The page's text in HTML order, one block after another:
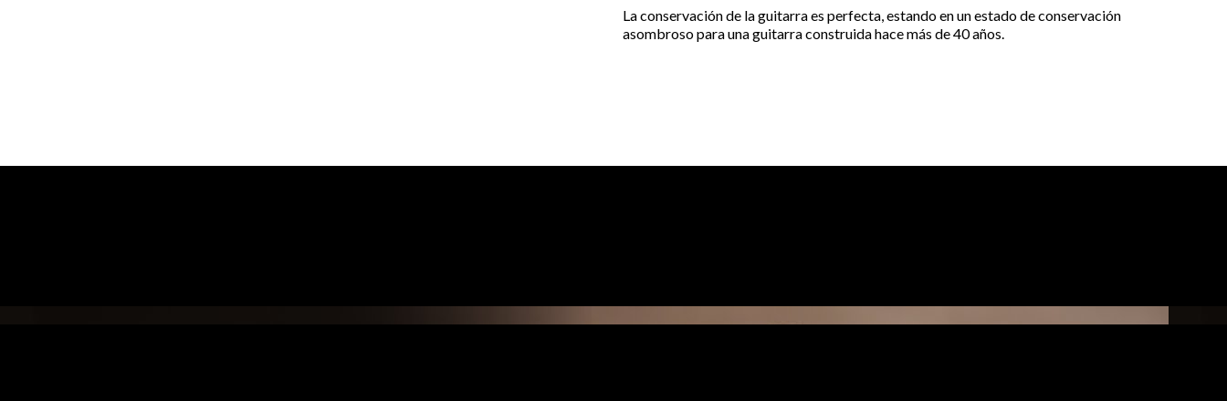
La conservación de la guitarra es perfecta, estando en un estado de conservación
asombroso para una guitarra construida hace más de 40 años.